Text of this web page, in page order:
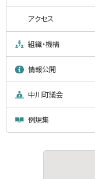
アクセス
組織・機構
情報公開
中川町議会
例規集